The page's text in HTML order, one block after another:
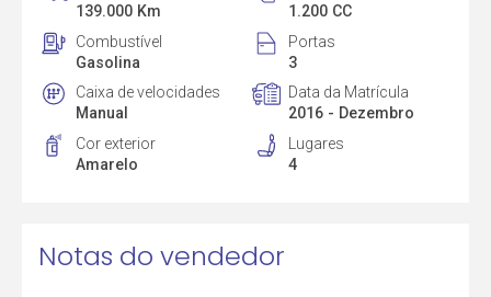
139.000 Km
1.200 CC
Combustível
Gasolina
Portas
3
Caixa de velocidades
Manual
Data da Matrícula
2016 - Dezembro
Cor exterior
Amarelo
Lugares
4
Notas do vendedor